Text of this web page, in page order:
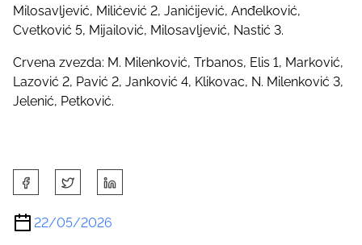
Milosavljević, Milićević 2, Janićijević, Anđelković,
Cvetković 5, Mijailović, Milosavljević, Nastić 3.
Crvena zvezda: M. Milenković, Trbanos, Elis 1, Marković,
Lazović 2, Pavić 2, Janković 4, Klikovac, N. Milenković 3,
Jelenić, Petković.
h
a
r
22/05/2026